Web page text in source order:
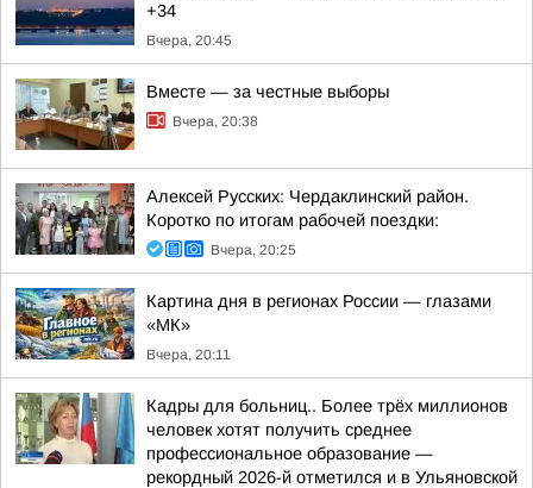
+34
Вчера, 20:45
Вместе — за честные выборы
Вчера, 20:38
Алексей Русских: Чердаклинский район.
Коротко по итогам рабочей поездки:
Вчера, 20:25
Картина дня в регионах России — глазами
«МК»
Вчера, 20:11
Кадры для больниц.. Более трёх миллионов
человек хотят получить среднее
профессиональное образование —
рекордный 2026-й отметился и в Ульяновской